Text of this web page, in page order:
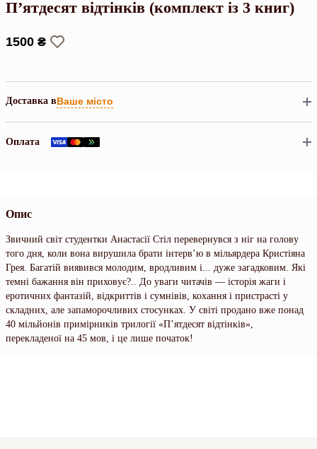
П’ятдесят відтінків (комплект із 3 книг)
1500 ₴
Доставка вВаше місто
Оплата
Опис
Звичний світ студентки Анастасії Стіл перевернувся з ніг на голову
того дня, коли вона вирушила брати інтерв’ю в мільярдера Кристіяна
Грея. Багатій виявився молодим, вродливим і... дуже загадковим. Які
темні бажання він приховує?.. До уваги читачів — історія жаги і
еротичних фантазій, відкриттів і сумнівів, кохання і пристрасті у
складних, але запаморочливих стосунках. У світі продано вже понад
40 мільйонів примірників трилогії «П’ятдесят відтінків»,
перекладеної на 45 мов, і це лише початок!